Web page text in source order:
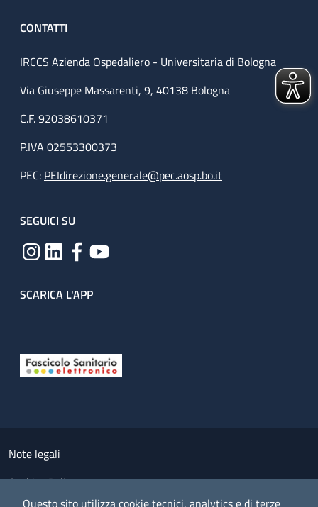
Questo sito utilizza cookie tecnici, analytics e di terze
CONTATTI
IRCCS Azienda Ospedaliero - Universitaria di Bologna
Via Giuseppe Massarenti, 9, 40138 Bologna
C.F. 92038610371
P.IVA 02553300373
PEC: PEIdirezione.generale@pec.aosp.bo.it
SEGUICI SU
SCARICA L'APP
Small prints
Note legali
Cookies Policy